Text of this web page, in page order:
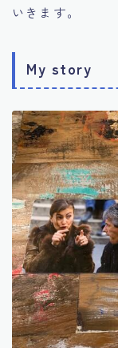
いきます。
My story